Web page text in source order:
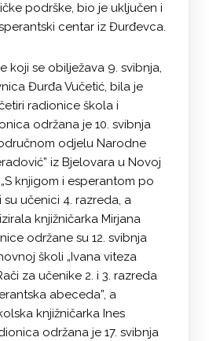
podrške, bio je uključen i
centar iz Đurđevca.
koji se obilježava 9. svibnja,
Đurđa Vučetić, bila je
radionice škola i
održana je 10. svibnja
odjelu Narodne
iz Bjelovara u Novoj
knjigom i esperantom po
su učenici 4. razreda, a
knjižničarka Mirjana
održane su 12. svibnja
školi „Ivana viteza
za učenike 2. i 3. razreda
abeceda”, a
knjižničarka Ines
održana je 17. svibnja